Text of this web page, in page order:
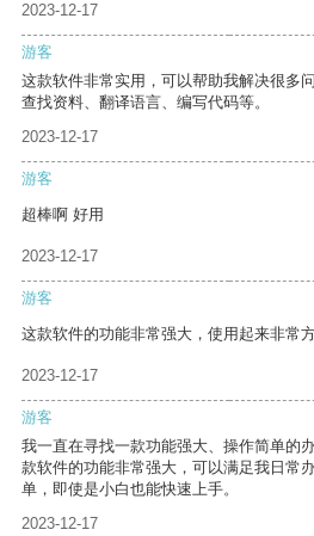
2023-12-17
游客
这款软件非常实用，可以帮助我解决很多
查找资料、翻译语言、编写代码等。
2023-12-17
游客
超棒啊 好用
2023-12-17
游客
这款软件的功能非常强大，使用起来非常方
2023-12-17
游客
我一直在寻找一款功能强大、操作简单的
款软件的功能非常强大，可以满足我日常
单，即使是小白也能快速上手。
2023-12-17